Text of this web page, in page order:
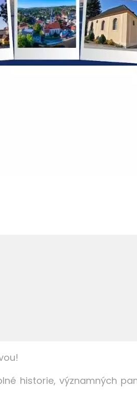
historie, významných